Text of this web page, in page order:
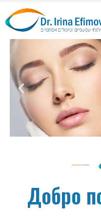
Д-р
Добро